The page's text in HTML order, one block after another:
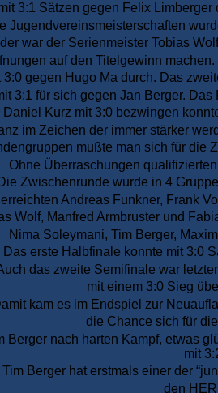
3:1 Sätzen gegen Felix
Jugendvereinsmeisterschaften
war der Serienmeister Tobias
auf den Titelgewinn
3:0 gegen Hugo Ma durch. Das
3:1 für sich gegen Jan Berger.
Daniel Kurz mit 3:0 bezwingen
im Zeichen der immer stärker
mußte man sich für
Ohne Überraschungen
Die Zwischenrunde wurde in 4
erreichten Andreas Funkner, Frank
Wolf, Manfred Armbruster und
Nima Soleymani, Tim Berger,
Das erste Halbfinale konnte mit 3:0
das zweite Semifinale war
mit einem 3:0 Sieg
kam es im Endspiel zur
die Chance sich für
Berger nach harten Kampf, etwas
mit
Tim Berger hat erstmals einer der
den